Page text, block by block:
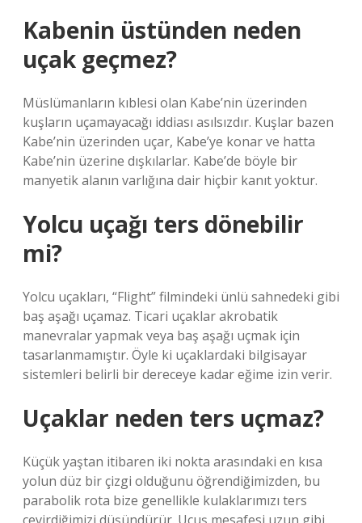
Kabenin üstünden neden
uçak geçmez?
Müslümanların kıblesi olan Kabe’nin üzerinden
kuşların uçamayacağı iddiası asılsızdır. Kuşlar bazen
Kabe’nin üzerinden uçar, Kabe’ye konar ve hatta
Kabe’nin üzerine dışkılarlar. Kabe’de böyle bir
manyetik alanın varlığına dair hiçbir kanıt yoktur.
Yolcu uçağı ters dönebilir
mi?
Yolcu uçakları, “Flight” filmindeki ünlü sahnedeki gibi
baş aşağı uçamaz. Ticari uçaklar akrobatik
manevralar yapmak veya baş aşağı uçmak için
tasarlanmamıştır. Öyle ki uçaklardaki bilgisayar
sistemleri belirli bir dereceye kadar eğime izin verir.
Uçaklar neden ters uçmaz?
Küçük yaştan itibaren iki nokta arasındaki en kısa
yolun düz bir çizgi olduğunu öğrendiğimizden, bu
parabolik rota bize genellikle kulaklarımızı ters